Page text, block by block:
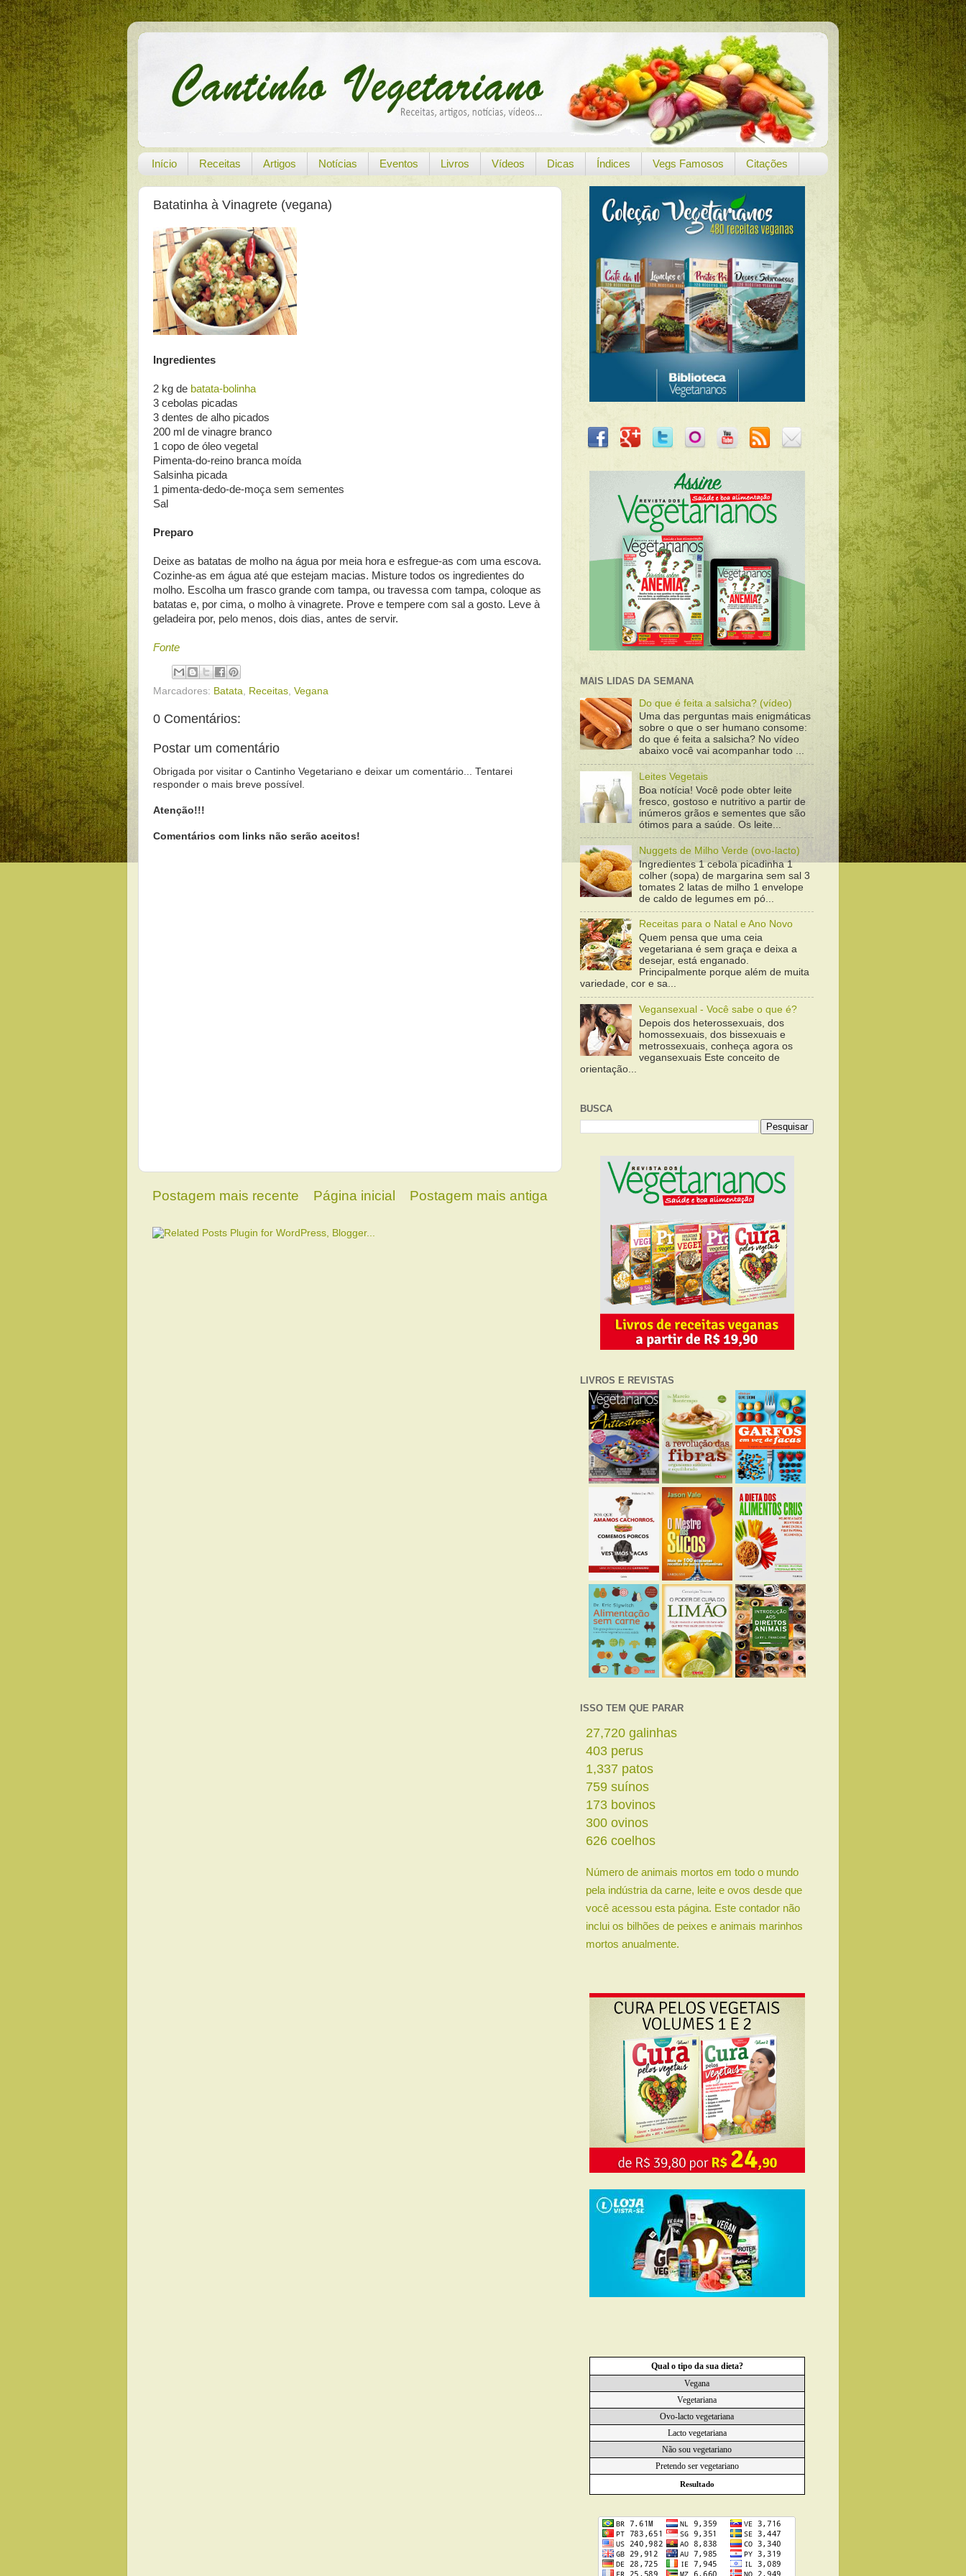
Início Receitas Artigos Notícias Eventos Livros Vídeos Dicas Índices Vegs Famosos Citações
Batatinha à Vinagrete (vegana)
Ingredientes
2 kg de batata-bolinha
3 cebolas picadas
3 dentes de alho picados
200 ml de vinagre branco
1 copo de óleo vegetal
Pimenta-do-reino branca moída
Salsinha picada
1 pimenta-dedo-de-moça sem sementes
Sal
Preparo
Deixe as batatas de molho na água por meia hora e esfregue-as com uma escova.
Cozinhe-as em água até que estejam macias. Misture todos os ingredientes do
molho. Escolha um frasco grande com tampa, ou travessa com tampa, coloque as
batatas e, por cima, o molho à vinagrete. Prove e tempere com sal a gosto. Leve à
geladeira por, pelo menos, dois dias, antes de servir.
Fonte
Marcadores: Batata Receitas Vegana
0 Comentários:
Postar um comentário
Obrigada por visitar o Cantinho Vegetariano e deixar um comentário... Tentarei
responder o mais breve possível.
Atenção!!!
Comentários com links não serão aceitos!
Postagem mais recente Postagem mais antiga
Página inicial
MAIS LIDAS DA SEMANA
Do que é feita a salsicha? (vídeo)
Uma das perguntas mais enigmáticas
sobre o que o ser humano consome:
do que é feita a salsicha? No vídeo
abaixo você vai acompanhar todo ...
Leites Vegetais
Boa notícia! Você pode obter leite
fresco, gostoso e nutritivo a partir de
inúmeros grãos e sementes que são
ótimos para a saúde. Os leite...
Nuggets de Milho Verde (ovo-lacto)
Ingredientes 1 cebola picadinha 1
colher (sopa) de margarina sem sal 3
tomates 2 latas de milho 1 envelope
de caldo de legumes em pó...
Receitas para o Natal e Ano Novo
Quem pensa que uma ceia
vegetariana é sem graça e deixa a
desejar, está enganado.
Principalmente porque além de muita
variedade, cor e sa...
Vegansexual - Você sabe o que é?
Depois dos heterossexuais, dos
homossexuais, dos bissexuais e
metrossexuais, conheça agora os
vegansexuais Este conceito de
orientação...
BUSCA
LIVROS E REVISTAS
ISSO TEM QUE PARAR
29,568 galinhas
430 perus
1,426 patos
809 suínos
185 bovinos
320 ovinos
667 coelhos
Número de animais mortos em todo o mundo
pela indústria da carne, leite e ovos desde que
você acessou esta página. Este contador não
inclui os bilhões de peixes e animais marinhos
mortos anualmente.
Qual o tipo da sua dieta?
Vegana
Vegetariana
Ovo-lacto vegetariana
Lacto vegetariana
Não sou vegetariano
Pretendo ser vegetariano
Resultado